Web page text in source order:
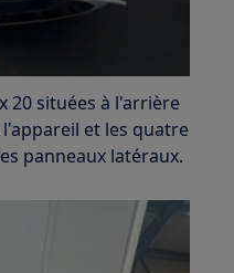
20 situées à l'arrière
et les quatre
panneaux latéraux.